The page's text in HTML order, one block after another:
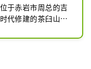
于赤岩市周总的吉
代修建的茶臼山城
山地的街景。此